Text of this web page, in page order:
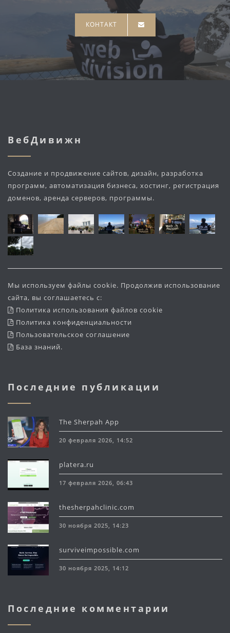
КОНТАКТ
ВебДивижн
Создание и продвижение сайтов, дизайн, разработка
программ, автоматизация бизнеса, хостинг, регистрация
доменов, аренда серверов, программы.
Мы используем файлы cookie. Продолжив использование
сайта, вы соглашаетесь с:
Политика использования файлов cookie
Политика конфиденциальности
Пользовательское соглашение
База знаний.
Последние публикации
The Sherpah App
20 февраля 2026, 14:52
platera.ru
17 февраля 2026, 06:43
thesherpahclinic.com
30 ноября 2025, 14:23
surviveimpossible.com
30 ноября 2025, 14:12
Последние комментарии